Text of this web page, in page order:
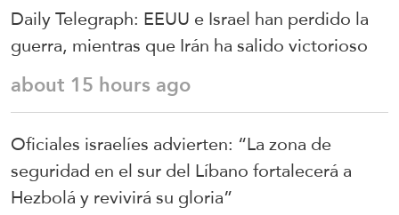
Daily Telegraph: EEUU e Israel han perdido la
guerra, mientras que Irán ha salido victorioso
about 15 hours ago
Oficiales israelíes advierten: “La zona de
seguridad en el sur del Líbano fortalecerá a
Hezbolá y revivirá su gloria”